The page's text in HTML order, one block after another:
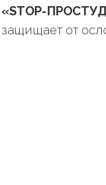
«STOP-
от